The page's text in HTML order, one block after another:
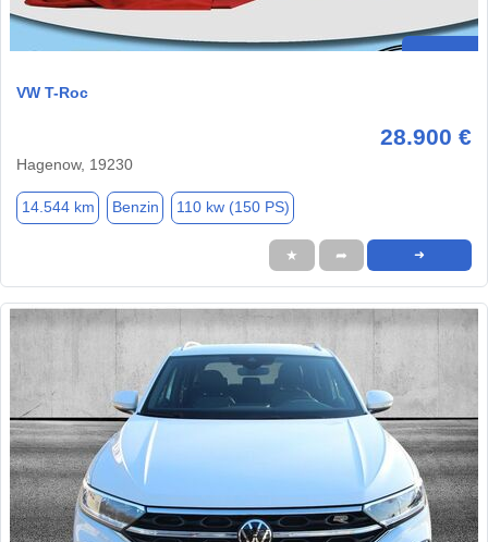
VW T-Roc
28.900 €
Hagenow, 19230
14.544 km Benzin 110 kw (150 PS)
★ ➦ ➜